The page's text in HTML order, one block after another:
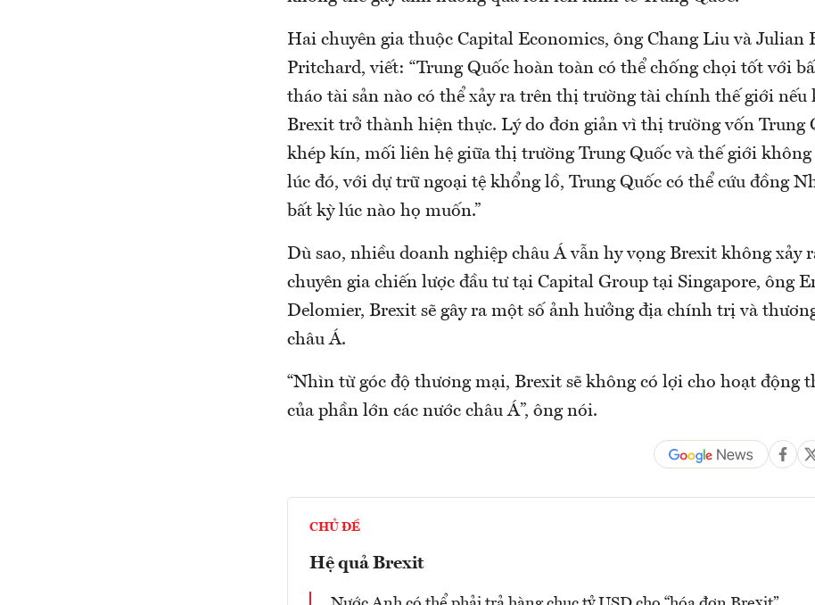
Hai chuyên gia thuộc Capital Economics, ông Chang Liu và Julian
Pritchard, viết: “Trung Quốc hoàn toàn có thể chống chọi tốt với
tháo tài sản nào có thể xảy ra trên thị trường tài chính thế giới nếu
Brexit trở thành hiện thực. Lý do đơn giản vì thị trường vốn Trung
khép kín, mối liên hệ giữa thị trường Trung Quốc và thế giới không
lúc đó, với dự trữ ngoại tệ khổng lồ, Trung Quốc có thể cứu đồng
bất kỳ lúc nào họ muốn.”
Dù sao, nhiều doanh nghiệp châu Á vẫn hy vọng Brexit không xảy
chuyên gia chiến lược đầu tư tại Capital Group tại Singapore, ông
Delomier, Brexit sẽ gây ra một số ảnh hưởng địa chính trị và
châu Á.
“Nhìn từ góc độ thương mại, Brexit sẽ không có lợi cho hoạt động
của phần lớn các nước châu Á”, ông nói.
CHỦ ĐỀ
Hệ quả Brexit